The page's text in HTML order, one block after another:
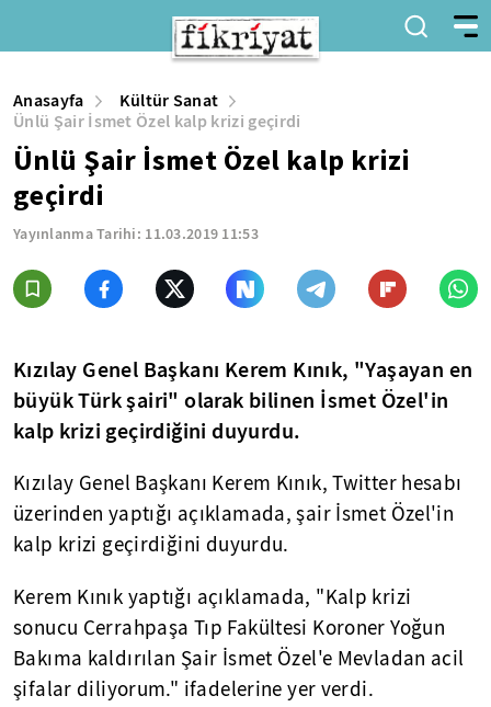
Anasayfa
Kültür Sanat
Ünlü Şair İsmet Özel kalp krizi geçirdi
Ünlü Şair İsmet Özel kalp krizi
geçirdi
Yayınlanma Tarihi: 11.03.2019 11:53
Kızılay Genel Başkanı Kerem Kınık, "Yaşayan en
büyük Türk şairi" olarak bilinen İsmet Özel'in
kalp krizi geçirdiğini duyurdu.
Kızılay Genel Başkanı Kerem Kınık, Twitter hesabı
üzerinden yaptığı açıklamada, şair İsmet Özel'in
kalp krizi geçirdiğini duyurdu.
Kerem Kınık yaptığı açıklamada, "Kalp krizi
sonucu Cerrahpaşa Tıp Fakültesi Koroner Yoğun
Bakıma kaldırılan Şair İsmet Özel'e Mevladan acil
şifalar diliyorum." ifadelerine yer verdi.